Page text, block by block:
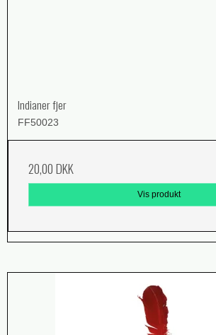
Indianer fjer
FF50023
20,00 DKK
Vis produkt